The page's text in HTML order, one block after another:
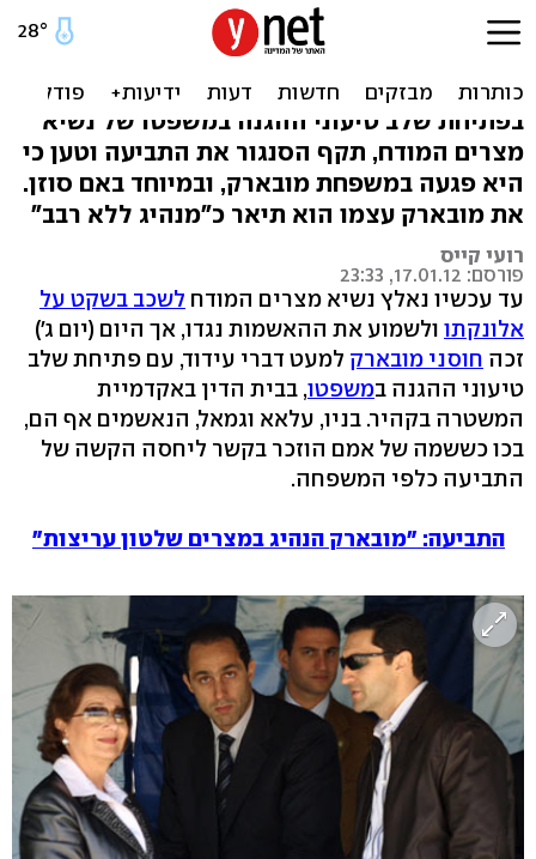
משפט מובארק: גמאל ועלאא
בכו כשאימא הוזכרה
בפתיחת שלב טיעוני ההגנה במשפטו של נשיא
מצרים המודח, תקף הסנגור את התביעה וטען כי
היא פגעה במשפחת מובארק, ובמיוחד באם סוזן.
את מובארק עצמו הוא תיאר כ"מנהיג ללא רבב"
רועי קייס
פורסם: 17.01.12, 23:33
עד עכשיו נאלץ נשיא מצרים המודח לשכב בשקט על
אלונקתו ולשמוע את ההאשמות נגדו, אך היום (יום ג')
זכה חוסני מובארק למעט דברי עידוד, עם פתיחת שלב
טיעוני ההגנה במשפטו, בבית הדין באקדמיית
המשטרה בקהיר. בניו, עלאא וגמאל, הנאשמים אף הם,
בכו כששמה של אמם הוזכר בקשר ליחסה הקשה של
התביעה כלפי המשפחה.
התביעה: "מובארק הנהיג במצרים שלטון עריצות"